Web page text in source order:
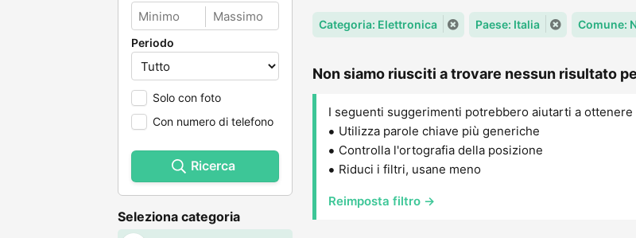
Periodo
Solo con foto
Con numero di telefono
Ricerca
Seleziona categoria
Categoria: Elettronica Paese: Italia Comune:
Non siamo riusciti a trovare nessun risultato
I seguenti suggerimenti potrebbero aiutarti a
Utilizza parole chiave più generiche
Controlla l'ortografia della posizione
Riduci i filtri, usane meno
Reimposta filtro →